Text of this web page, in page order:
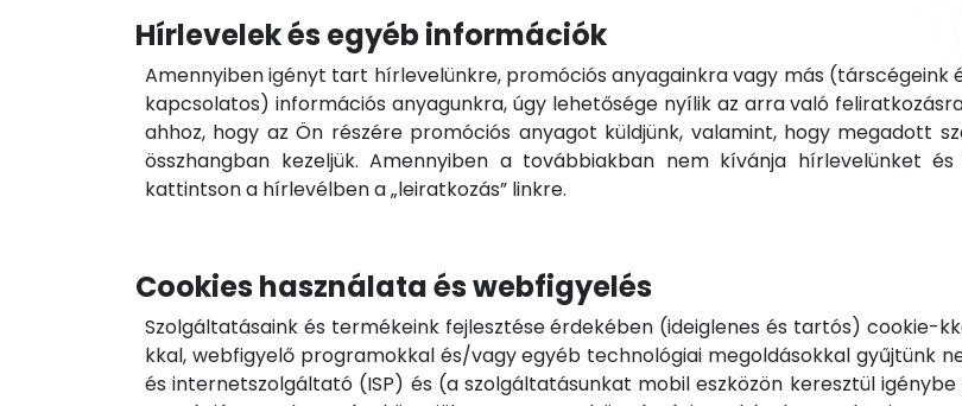
Hírlevelek és egyéb információk
Amennyiben igényt tart hírlevelünkre, promóciós anyagainkra vagy más
kapcsolatos) információs anyagunkra, úgy lehetősége nyílik az arra való
ahhoz, hogy az Ön részére promóciós anyagot küldjünk, valamint, hogy megadott
összhangban kezeljük. Amennyiben a továbbiakban nem kívánja hírlevelünket
kattintson a hírlevélben a „leiratkozás” linkre.
Cookies használata és webfigyelés
Szolgáltatásaink és termékeink fejlesztése érdekében (ideiglenes és tartós) cookie-
kkal, webfigyelő programokkal és/vagy egyéb technológiai megoldásokkal gyűjtünk
és internetszolgáltató (ISP) és (a szolgáltatásunkat mobil eszközön keresztül